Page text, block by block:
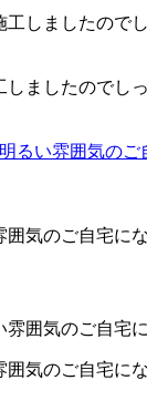
しましたのでし
気のご自宅にな
気のご自宅にな